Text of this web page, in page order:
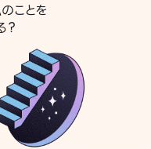
ことを
？